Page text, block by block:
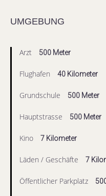
UMGEBUNG
Arzt 500 Meter
Flughafen 40 Kilometer
Grundschule 500 Meter
Hauptstrasse 500 Meter
Kino 7 Kilometer
Läden / Geschäfte 7
Öffentlicher Parkplatz